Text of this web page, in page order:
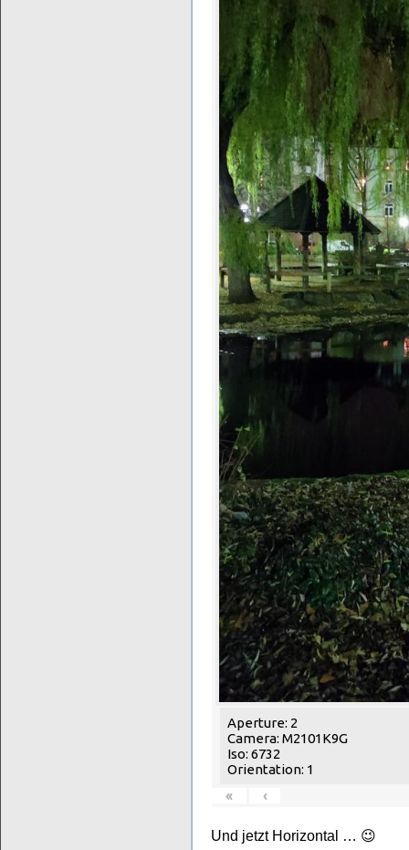
Aperture: 2
Camera: M2101K9G
Iso: 6732
Orientation: 1
«
‹
Und jetzt Horizontal … 😉